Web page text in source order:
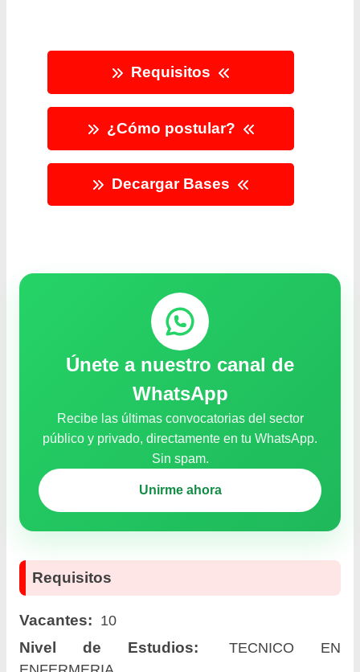
Requisitos
¿Cómo postular?
Decargar Bases
Únete a nuestro canal de
WhatsApp
Recibe las últimas convocatorias del sector
público y privado, directamente en tu WhatsApp.
Sin spam.
Unirme ahora
Requisitos
Vacantes: 10
Nivel de Estudios:
TECNICO EN